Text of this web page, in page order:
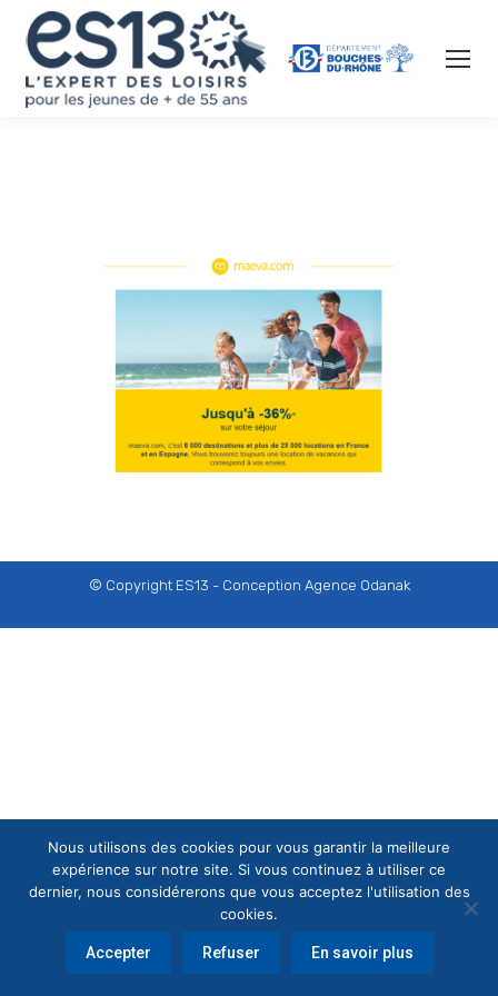
© Copyright ES13 - Conception Agence Odanak
Nous utilisons des cookies pour vous garantir la meilleure
expérience sur notre site. Si vous continuez à utiliser ce
dernier, nous considérerons que vous acceptez l'utilisation des
cookies.
Accepter Refuser En savoir plus